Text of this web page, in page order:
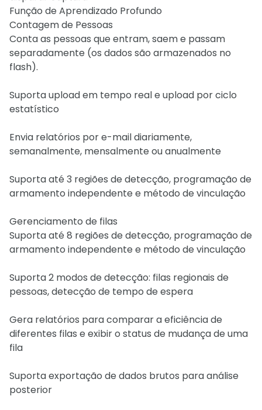
Função de Aprendizado Profundo
Contagem de Pessoas
Conta as pessoas que entram, saem e passam
separadamente (os dados são armazenados no
flash).
Suporta upload em tempo real e upload por ciclo
estatístico
Envia relatórios por e-mail diariamente,
semanalmente, mensalmente ou anualmente
Suporta até 3 regiões de detecção, programação de
armamento independente e método de vinculação
Gerenciamento de filas
Suporta até 8 regiões de detecção, programação de
armamento independente e método de vinculação
Suporta 2 modos de detecção: filas regionais de
pessoas, detecção de tempo de espera
Gera relatórios para comparar a eficiência de
diferentes filas e exibir o status de mudança de uma
fila
Suporta exportação de dados brutos para análise
posterior